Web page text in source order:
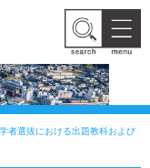
者選抜における出題教科および